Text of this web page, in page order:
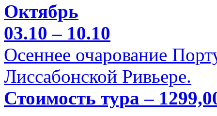
Октябрь
03.10 – 10.10
Осеннее очарование
Лиссабонской Ривьере.
Стоимость тура –